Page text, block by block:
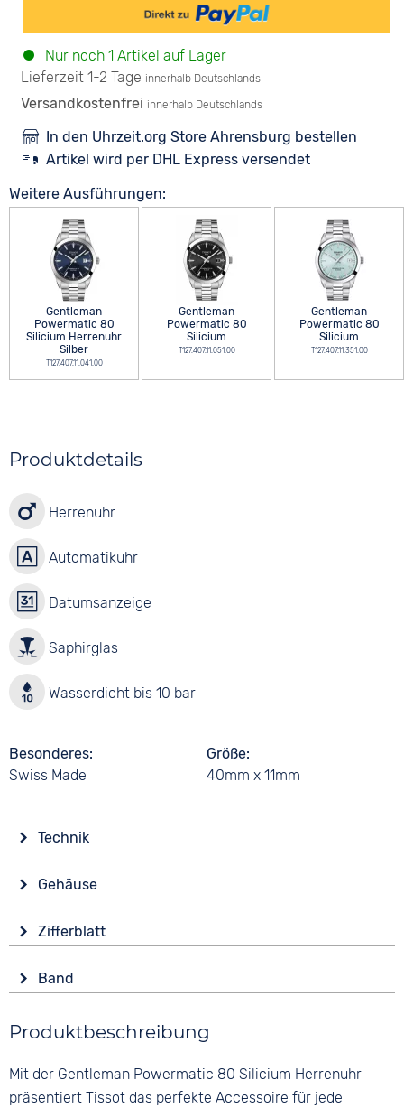
Nur noch 1 Artikel auf Lager
Lieferzeit 1-2 Tage innerhalb Deutschlands
Versandkostenfrei innerhalb Deutschlands
In den Uhrzeit.org Store Ahrensburg bestellen
Artikel wird per DHL Express versendet
Weitere Ausführungen:
Gentleman
Powermatic 80
Silicium Herrenuhr
Silber
T127.407.11.041.00
Gentleman
Powermatic 80
Silicium
T127.407.11.051.00
Gentleman
Powermatic 80
Silicium
T127.407.11.351.00
Produktdetails
Herrenuhr
Automatikuhr
Datumsanzeige
Saphirglas
Wasserdicht bis 10 bar
Besonderes
Swiss Made
Größe
40mm x 11mm
Technik
Automatik
Funktionen
Datumsanzeige
Wasserdicht
10 bar
Gehäuse
Saphirglas
Form
Rund
Material
Farbe
Silber
Zifferblatt
Analog
Grün
Ziffern
Keine
Band
Silber
Material
Produktbeschreibung
Mit der Gentleman Powermatic 80 Silicium Herrenuhr
präsentiert Tissot das perfekte Accessoire für jede